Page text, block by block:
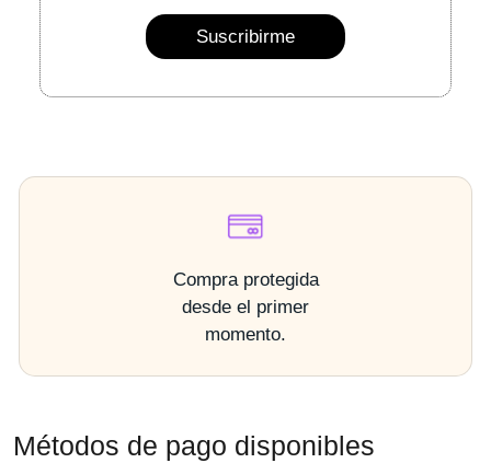
Suscribirme
Compra protegida
desde el primer
momento.
Métodos de pago disponibles